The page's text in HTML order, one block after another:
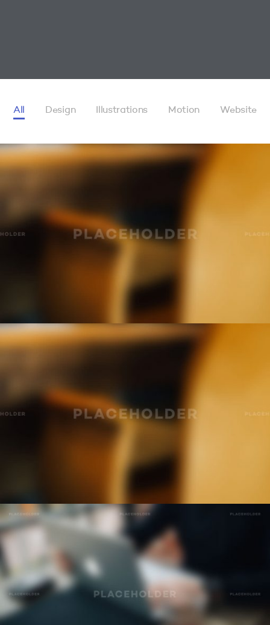
All Design Illustrations Motion Website